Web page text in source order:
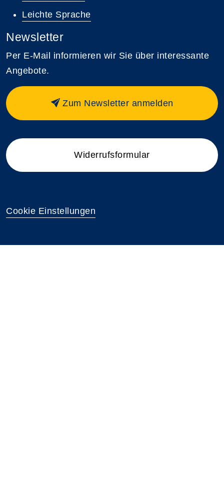
Leichte Sprache
Newsletter
Per E-Mail informieren wir Sie über interessante
Angebote.
Zum Newsletter anmelden
Widerrufsformular
Cookie Einstellungen